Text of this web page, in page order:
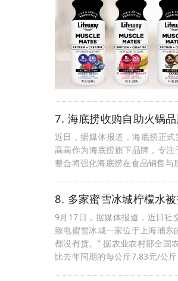
7. 海底捞收购自助火锅
近日，据媒体报道，海底捞正
高高作为海底捞旗下品牌，专
整合将强化海底捞在食品销售与
8. 多家蜜雪冰城柠檬水
9月17日，据媒体报道，近日社
致电蜜雪冰城一家位于上海浦东
都没有货。” 据农业农村部全国
比去年同期的每公斤7.83元/公